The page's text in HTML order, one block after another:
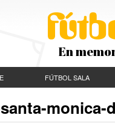
En
FÚTBOL SALA
monica-